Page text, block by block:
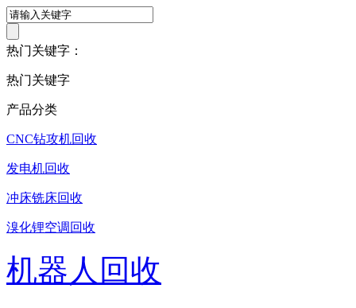
热门关键字：
热门关键字
产品分类
CNC钻攻机回收
发电机回收
冲床铣床回收
溴化锂空调回收
机器人回收